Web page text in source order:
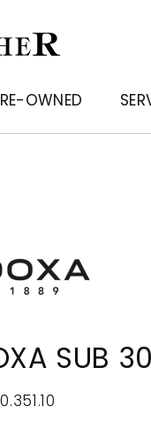
OWNED
SUB